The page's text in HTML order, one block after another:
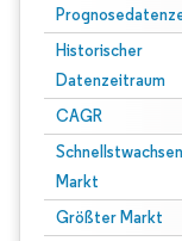
Historischer
Datenzeitraum
CAGR
Markt
Größter Markt